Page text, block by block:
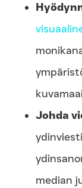
Johda
median